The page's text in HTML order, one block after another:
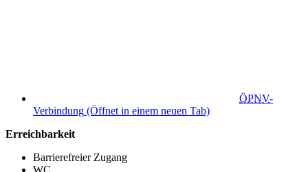
ÖPNV-
Verbindung (Öffnet in einem neuen Tab)
Erreichbarkeit
Barrierefreier Zugang